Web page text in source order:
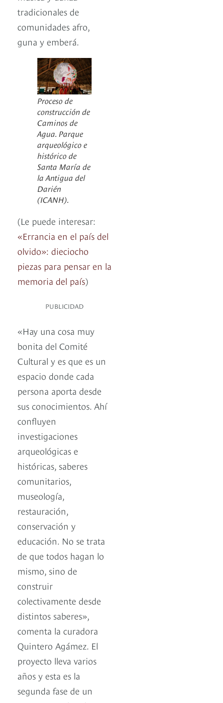
tradicionales de
comunidades afro,
guna y emberá.
Proceso de
construcción de
Caminos de
Agua. Parque
arqueológico e
histórico de
Santa María de
la Antigua del
Darién
(ICANH).
(Le puede interesar:
«Errancia en el país del
olvido»: dieciocho
piezas para pensar en la
memoria del país)
PUBLICIDAD
«Hay una cosa muy
bonita del Comité
Cultural y es que es un
espacio donde cada
persona aporta desde
sus conocimientos. Ahí
confluyen
investigaciones
arqueológicas e
históricas, saberes
comunitarios,
museología,
restauración,
conservación y
educación. No se trata
de que todos hagan lo
mismo, sino de
construir
colectivamente desde
distintos saberes»,
comenta la curadora
Quintero Agámez. El
proyecto lleva varios
años y esta es la
segunda fase de un